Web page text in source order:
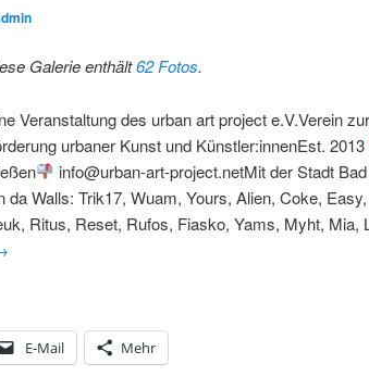
Galerie enthält62 Fotos.
Veranstaltung des urban art project e.V.Verein zur
urbaner Kunst und Künstler:innenEst. 2013
info@urban-art-project.netMit der Stadt
da Walls: Trik17, Wuam, Yours, Alien, Coke,
Ritus, Reset, Rufos, Fiasko, Yams, Myht, Mia,
E-Mail Mehr